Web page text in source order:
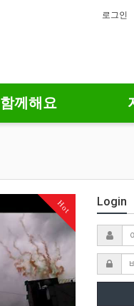
로그인
함께해요
Hot Login